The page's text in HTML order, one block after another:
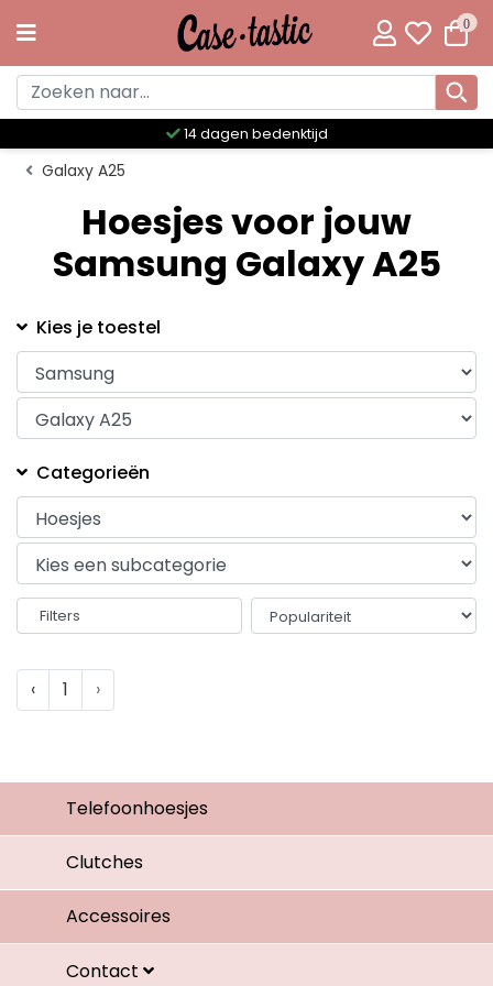
0
14 dagen bedenktijd
Galaxy A25
Hoesjes voor jouw
Samsung Galaxy A25
Kies je toestel
Categorieën
Filters
‹ 1 ›
Telefoonhoesjes
Clutches
Accessoires
Contact